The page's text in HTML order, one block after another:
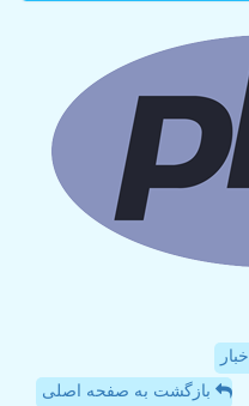
بازگشت به صفحه اصلی